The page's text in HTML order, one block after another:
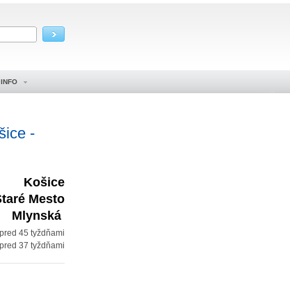
INFO
-
Košice
Mesto
Mlynská
pred 45 tyždňami
pred 37 tyždňami